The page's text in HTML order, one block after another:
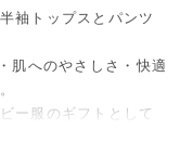
袖トップスとパンツ
肌へのやさしさ・快適
ー服のギフトとして